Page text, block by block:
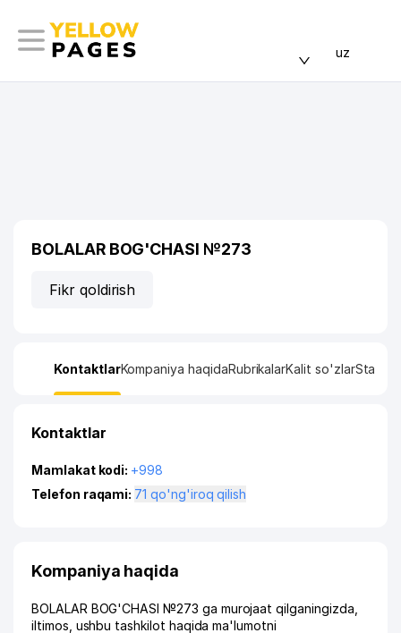
uz
BOLALAR BOG'CHASI №273
Fikr qoldirish
KontaktlarKompaniya haqidaRubrikalarKalit so'zlar
Kontaktlar
Mamlakat kodi: +998
Telefon raqami:
71 qo'ng'iroq qilish
Kompaniya haqida
BOLALAR BOG'CHASI №273 ga murojaat qilganingizda,
iltimos, ushbu tashkilot haqida ma'lumotni